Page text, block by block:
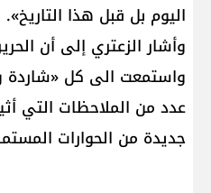
اليوم بل قبل هذا التاريخ».
وأشار الزعتري إلى أن
واستمعت الى كل «شاردة
عدد من الملاحظات التي
جديدة من الحوارات